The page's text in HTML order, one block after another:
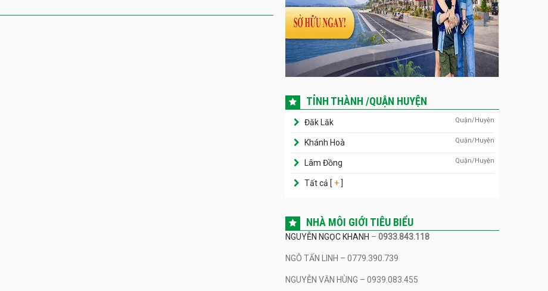
TỈNH THÀNH /QUẬN HUYỆN
Đăk Lăk Quận/Huyện
Khánh Hoà Quận/Huyện
Lâm Đồng Quận/Huyện
Tất cả [ +]
NHÀ MÔI GIỚI TIÊU BIỂU
NGUYỄN NGỌC KHANH –0933.843.118
NGÔ TẤN LINH – 0779.390.739
NGUYỄN VĂN HÙNG – 0939.083.455